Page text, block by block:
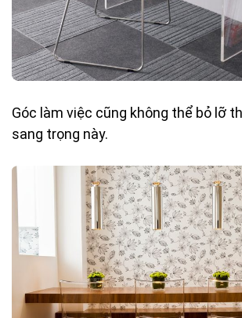
Góc làm việc cũng không thể bỏ lỡ
sang trọng này.